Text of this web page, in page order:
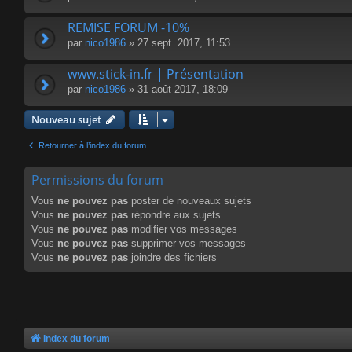
REMISE FORUM -10%
par nico1986 » 27 sept. 2017, 11:53
www.stick-in.fr | Présentation
par nico1986 » 31 août 2017, 18:09
Nouveau sujet
Retourner à l’index du forum
Permissions du forum
Vous ne pouvez pas poster de nouveaux sujets
Vous ne pouvez pas répondre aux sujets
Vous ne pouvez pas modifier vos messages
Vous ne pouvez pas supprimer vos messages
Vous ne pouvez pas joindre des fichiers
Index du forum